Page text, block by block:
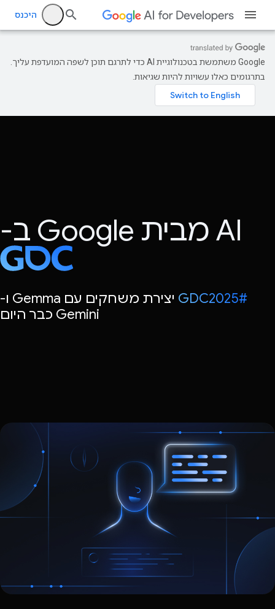
היכנס
‫Google משתמשת בטכנולוגיית AI כדי לתרגם תוכן לשפה המועדפת עליך.
בתרגומים כאלו עשויות להיות שגיאות.
AI מבית Google ב-
#GDC2025
יצירת משחקים עם Gemma ו-
Gemini כבר היום